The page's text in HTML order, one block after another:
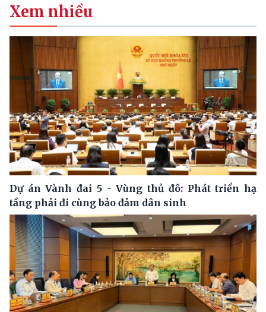
Xem nhiều
Dự án Vành đai 5 - Vùng thủ đô: Phát triển hạ
tầng phải đi cùng bảo đảm dân sinh